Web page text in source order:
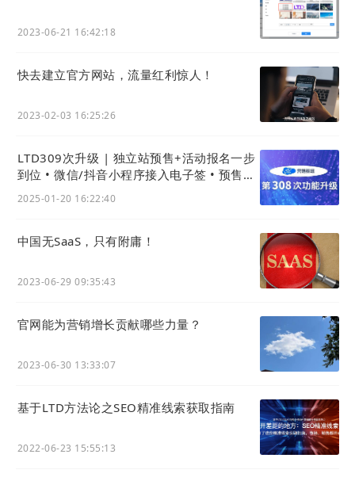
2023-06-21 16:42:18
快去建立官方网站，流量红利惊人！
2023-02-03 16:25:26
LTD309次升级 | 独立站预售+活动报名一步
到位 • 微信/抖音小程序接入电子签 • 预售兑
2025-01-20 16:22:40
中国无SaaS，只有附庸！
2023-06-29 09:35:43
官网能为营销增长贡献哪些力量？
2023-06-30 13:33:07
基于LTD方法论之SEO精准线索获取指南
2022-06-23 15:55:13